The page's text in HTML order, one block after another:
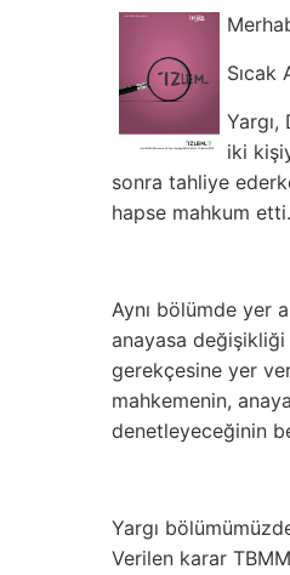
Sıcak
Yargı,
iki
sonra tahliye
hapse mahkum
Aynı bölümde yer
anayasa değişikliği
gerekçesine yer
mahkemenin,
denetleyeceğinin
Yargı
Verilen karar